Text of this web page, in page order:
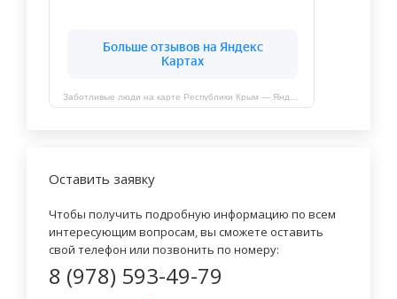
Оставить заявку
Чтобы получить подробную информацию по всем
интересующим вопросам, вы сможете оставить
свой телефон или позвонить по номеру:
8 (978) 593-49-79